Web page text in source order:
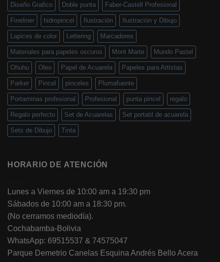
Diseño Grafico Doble punta Faber-Castell Profesional
Fineliner hidropincel Ilustración Ilustración y Dibujo
Lapices de color Lettering Marcadores
Materiales para papeles oscuros Mont Marte Mundo Pastel
Ohuhu Oleo Papel de Acuarela Papeles para Artistas
Parker Pincel pinceles Plumafuente
Portaminas profesional Profesional punta pincel regalo
Regalo perfecto Set de Acuarelas Set portatil de acuarela
Sets de Dibujo Tinta
HORARIO DE ATENCIÓN
Lunes a Viernes de 10:00 am a 19:30 pm
Sábados de 10:00 am a 18:30 pm.
(No cerramos mediodía).
Cochabamba-Bolivia
WhatsApp: 69515537 & 74575047
Parque Demetrio Canelas Esquina Andrés Bello Acera